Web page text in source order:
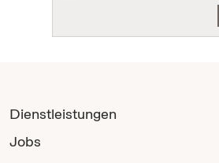
Dienstleistungen
Jobs